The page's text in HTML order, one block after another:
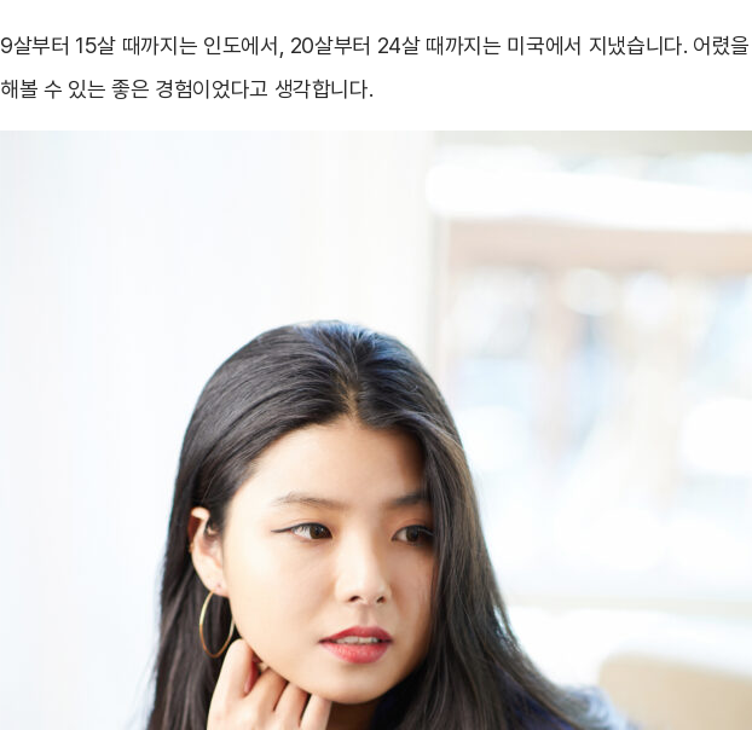
9살부터 15살 때까지는 인도에서, 20살부터 24살 때까지는 미국에서 지냈습니다. 어렸
해볼 수 있는 좋은 경험이었다고 생각합니다.